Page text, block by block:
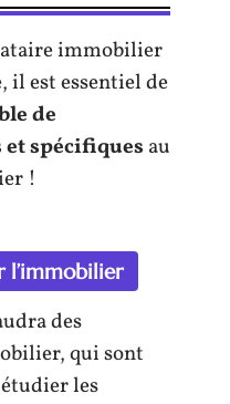
immobilier
il est essentiel de
de
et spécifiques au
!
l’immobilier
des
qui sont
les